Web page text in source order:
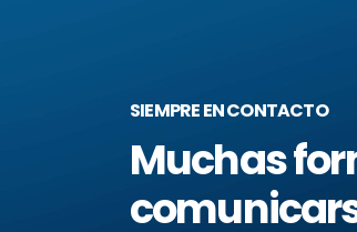
SIEMPRE EN CONTACTO
Muchas